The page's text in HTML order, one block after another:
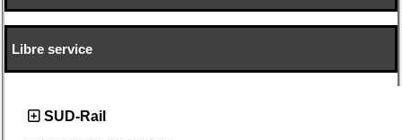
Libre service
SUD-Rail